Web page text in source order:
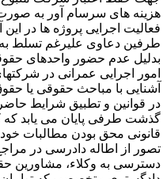
هزینه های سرسام آور به
فعالیت اجرایی پروژه ها در
طرفین دعاوی علیرغم تسلط
بدلیل عدم حضور واحدهای
امور اجرایی عمرانی در
آشنایی با مباحث حقوقی یا
در قوانین و تطبیق شرایط حاضر
گذشت طرفی پایان می یابد که
قانونی محق بودن مطالبات
تصور از اطاله دادرسی در
دسترسی به وکلاء، مشاورین